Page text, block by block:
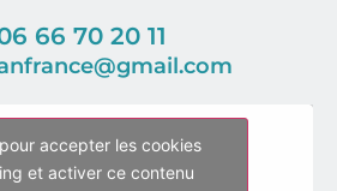
66 70 20 11
accepter les cookies
et activer ce contenu